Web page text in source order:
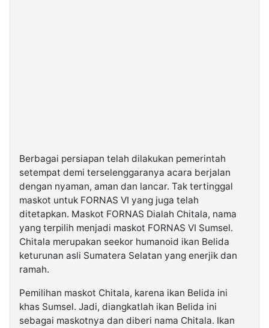
Berbagai persiapan telah dilakukan pemerintah
setempat demi terselenggaranya acara berjalan
dengan nyaman, aman dan lancar. Tak tertinggal
maskot untuk FORNAS VI yang juga telah
ditetapkan. Maskot FORNAS Dialah Chitala, nama
yang terpilih menjadi maskot FORNAS VI Sumsel.
Chitala merupakan seekor humanoid ikan Belida
keturunan asli Sumatera Selatan yang enerjik dan
ramah.
Pemilihan maskot Chitala, karena ikan Belida ini
khas Sumsel. Jadi, diangkatlah ikan Belida ini
sebagai maskotnya dan diberi nama Chitala. Ikan